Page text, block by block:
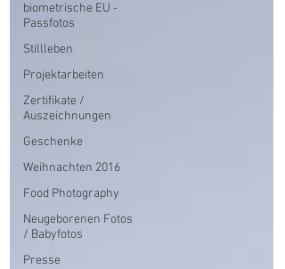
biometrische EU -
Passfotos
Stillleben
Projektarbeiten
Zertifikate /
Auszeichnungen
Geschenke
Weihnachten 2016
Food Photography
Neugeborenen Fotos
/ Babyfotos
Presse